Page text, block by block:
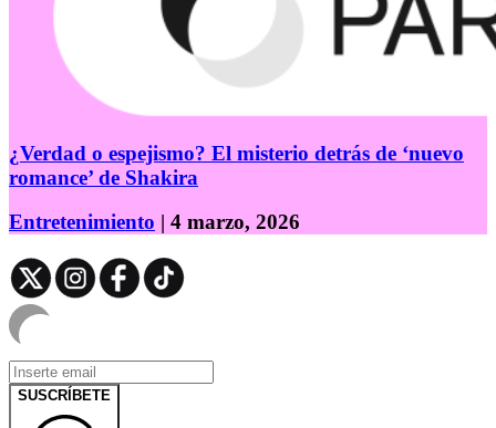
¿Verdad o espejismo? El misterio detrás de ‘nuevo
romance’ de Shakira
Entretenimiento | 4 marzo, 2026
SUSCRÍBETE